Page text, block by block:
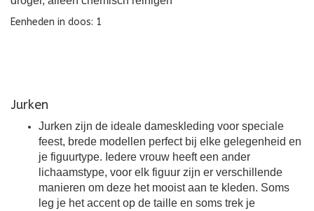
Eenheden in doos: 1
Jurken
Jurken zijn de ideale dameskleding voor speciale
feest, brede modellen perfect bij elke gelegenheid en
je figuurtype. Iedere vrouw heeft een ander
lichaamstype, voor elk figuur zijn er verschillende
manieren om deze het mooist aan te kleden. Soms
leg je het accent op de taille en soms trek je